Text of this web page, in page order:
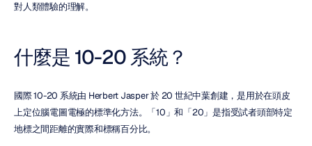
對人類體驗的理解。
什麼是 10-20 系統？
國際 10-20 系統由 Herbert Jasper 於 20 世紀中葉創建，是用於在頭皮
上定位腦電圖電極的標準化方法。「10」和「20」是指受試者頭部特定
地標之間距離的實際和標稱百分比。